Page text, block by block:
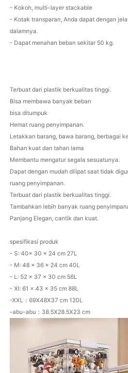
- Kokoh, multi-layer stackable
- Kotak transparan, Anda dapat dengan
dalamnya.
- Dapat menahan beban sekitar 50 kg.
Terbuat dari plastik berkualitas tinggi.
Bisa membawa banyak beban
bisa ditumpuk
Hemat ruang penyimpanan.
Letakkan barang, bawa barang, berbagai
Bahan kuat dan tahan lama
Membantu mengatur segala sesuatunya.
Dapat dengan mudah dilipat saat tidak
ruang penyimpanan.
Terbuat dari plastik berkualitas tinggi.
Tambahkan lebih banyak ruang
Panjang Elegan, cantik dan kuat.
spesifikasi produk
- S: 40x 30 x 24 cm 27L
- M: 48 x 36 x 24 cm 40L
- L: 52 x 37 x 30 cm 56L
- Xl: 61 x 43 x 35 cm 88L
-XXL：69X48X37 cm 120L
-abu-abu：38.5X28.5X23 cm